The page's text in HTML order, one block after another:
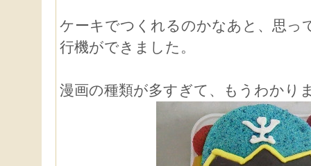
ケーキでつくれるのかなあと、思っ
行機ができました。
漫画の種類が多すぎて、もうわかり